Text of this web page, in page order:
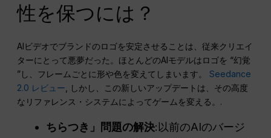
性を保つには？
AIビデオでブランドのロゴを安定させることは、従来クリエイ
ターにとって悪夢だった。ほとんどのAIモデルはロゴを “幻覚
”し、フレームごとに形や色を変えてしまいます。Seedance
2.0 レビュー, しかし、この新しいアップデートは、その高度
なリファレンス・システムによってゲームを変える。.
ちらつき」問題の解決:以前のAIのバージ